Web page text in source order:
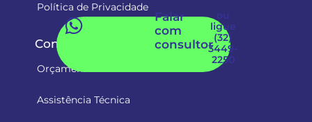
Política de Privacidade
Contatos
Orçamento
Assistência Técnica
Falar
com
consultor
ou
ligue
(32)
3449-
2250